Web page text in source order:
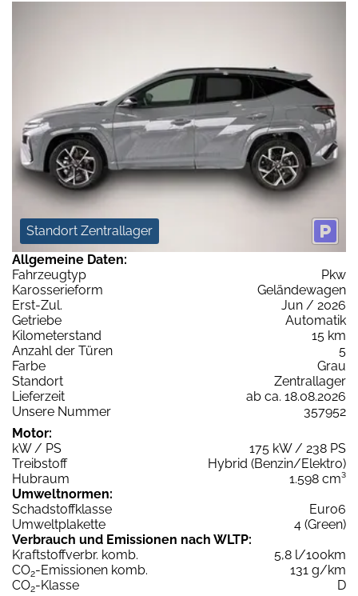
Standort Zentrallager
Allgemeine Daten:
Fahrzeugtyp
Pkw
Karosserieform
Geländewagen
Erst-Zul.
Jun / 2026
Getriebe
Automatik
Kilometerstand
15 km
Anzahl der Türen
5
Farbe
Grau
Standort
Zentrallager
Lieferzeit
ab ca. 18.08.2026
Unsere Nummer
357952
Motor:
kW / PS
175 kW / 238 PS
Treibstoff
Hybrid (Benzin/Elektro)
Hubraum
1.598 cm³
Umweltnormen:
Schadstoffklasse
Euro6
Umweltplakette
4 (Green)
Verbrauch und Emissionen nach WLTP:
Kraftstoffverbr. komb.
5,8 l/100km
CO2-Emissionen komb.
131 g/km
CO2-Klasse
D